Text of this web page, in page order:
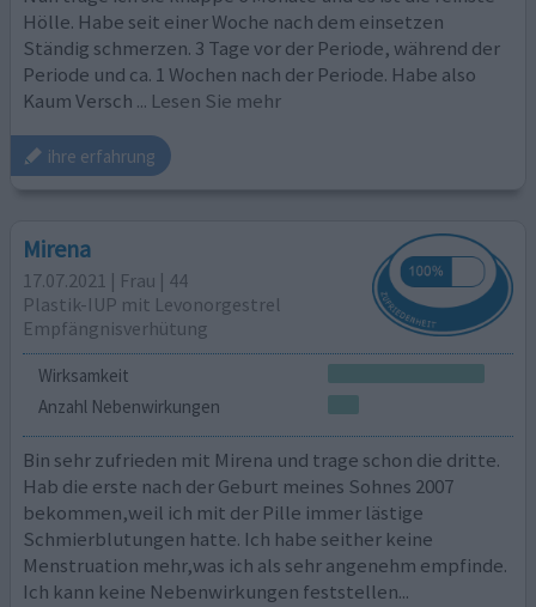
Hölle. Habe seit einer Woche nach dem einsetzen
Ständig schmerzen. 3 Tage vor der Periode, während der
Periode und ca. 1 Wochen nach der Periode. Habe also
Kaum Versch ... Lesen Sie mehr
ihre erfahrung
Mirena
17.07.2021 | Frau | 44
Plastik-IUP mit Levonorgestrel
Empfängnisverhütung
Wirksamkeit
Anzahl Nebenwirkungen
Bin sehr zufrieden mit Mirena und trage schon die dritte.
Hab die erste nach der Geburt meines Sohnes 2007
bekommen,weil ich mit der Pille immer lästige
Schmierblutungen hatte. Ich habe seither keine
Menstruation mehr,was ich als sehr angenehm empfinde.
Ich kann keine Nebenwirkungen feststellen...